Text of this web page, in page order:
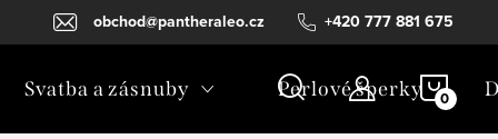
+420 777 881 675
obchod@pantheraleo.cz
Svatba a zásnuby Perlové šperky